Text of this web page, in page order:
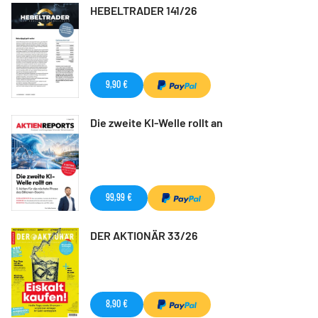
HEBELTRADER 141/26
9,90 €
Die zweite KI-Welle rollt an
99,99 €
DER AKTIONÄR 33/26
8,90 €